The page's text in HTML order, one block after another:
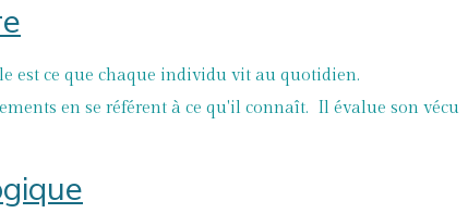
est ce que chaque individu vit au quotidien.
en se référent à ce qu'il connaît. Il évalue son vécu